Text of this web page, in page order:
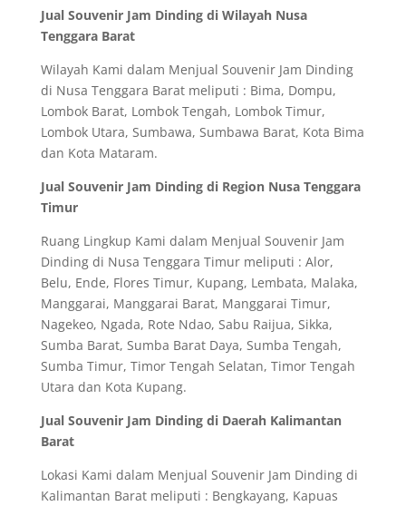
Jual Souvenir Jam Dinding di Wilayah Nusa
Tenggara Barat
Wilayah Kami dalam Menjual Souvenir Jam Dinding
di Nusa Tenggara Barat meliputi : Bima, Dompu,
Lombok Barat, Lombok Tengah, Lombok Timur,
Lombok Utara, Sumbawa, Sumbawa Barat, Kota Bima
dan Kota Mataram.
Jual Souvenir Jam Dinding di Region Nusa Tenggara
Timur
Ruang Lingkup Kami dalam Menjual Souvenir Jam
Dinding di Nusa Tenggara Timur meliputi : Alor,
Belu, Ende, Flores Timur, Kupang, Lembata, Malaka,
Manggarai, Manggarai Barat, Manggarai Timur,
Nagekeo, Ngada, Rote Ndao, Sabu Raijua, Sikka,
Sumba Barat, Sumba Barat Daya, Sumba Tengah,
Sumba Timur, Timor Tengah Selatan, Timor Tengah
Utara dan Kota Kupang.
Jual Souvenir Jam Dinding di Daerah Kalimantan
Barat
Lokasi Kami dalam Menjual Souvenir Jam Dinding di
Kalimantan Barat meliputi : Bengkayang, Kapuas